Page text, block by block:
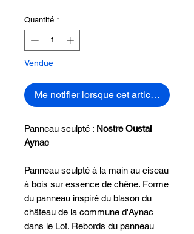
Quantité *
Vendue
Me notifier lorsque cet article est
Panneau sculpté : Nostre Oustal
Aynac
Panneau sculpté à la main au ciseau
à bois sur essence de chêne. Forme
du panneau inspiré du blason du
château de la commune d'Aynac
dans le Lot. Rebords du panneau